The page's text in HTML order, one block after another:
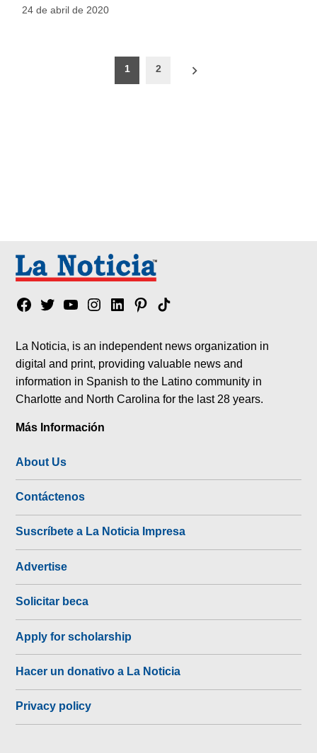
24 de abril de 2020
1 2
Facebook
TwitterYouTubeInstagram
LinkedinPinterest
Tik
La Noticia, is an independent news organization in
digital and print, providing valuable news and
information in Spanish to the Latino community in
Charlotte and North Carolina for the last 28 years.
Más Información
About Us
Contáctenos
Suscríbete a La Noticia Impresa
Advertise
Solicitar beca
Apply for scholarship
Hacer un donativo a La Noticia
Privacy policy